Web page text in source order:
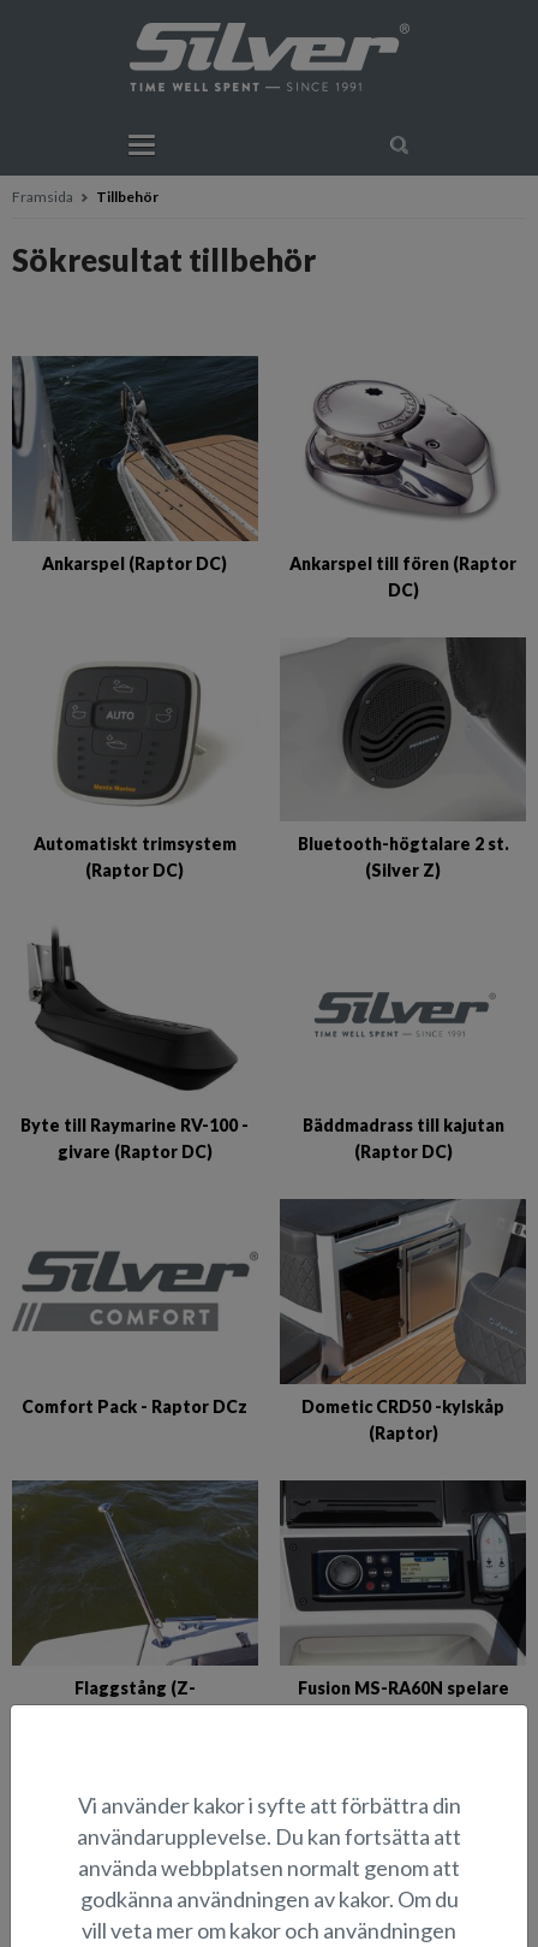
Framsida Tillbehör
Sökresultat tillbehör
Ankarspel (Raptor DC)
Ankarspel till fören (Raptor
DC)
Automatiskt trimsystem
(Raptor DC)
Bluetooth-högtalare 2 st.
(Silver Z)
Byte till Raymarine RV-100 -
givare (Raptor DC)
Bäddmadrass till kajutan
(Raptor DC)
Comfort Pack - Raptor DCz
Dometic CRD50 -kylskåp
(Raptor)
Flaggstång (Z-
Fusion MS-RA60N spelare
Vi använder kakor i syfte att förbättra din
användarupplevelse. Du kan fortsätta att
använda webbplatsen normalt genom att
godkänna användningen av kakor. Om du
vill veta mer om kakor och användningen